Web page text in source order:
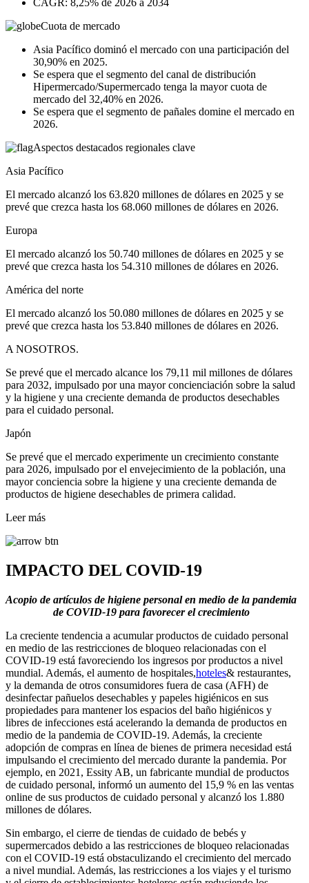
CAGR: 8,25% de 2026 a 2034
Cuota de mercado
Asia Pacífico dominó el mercado con una participación del
30,90% en 2025.
Se espera que el segmento del canal de distribución
Hipermercado/Supermercado tenga la mayor cuota de
mercado del 32,40% en 2026.
Se espera que el segmento de pañales domine el mercado en
2026.
Aspectos destacados regionales clave
Asia Pacífico
El mercado alcanzó los 63.820 millones de dólares en 2025 y se
prevé que crezca hasta los 68.060 millones de dólares en 2026.
Europa
El mercado alcanzó los 50.740 millones de dólares en 2025 y se
prevé que crezca hasta los 54.310 millones de dólares en 2026.
América del norte
El mercado alcanzó los 50.080 millones de dólares en 2025 y se
prevé que crezca hasta los 53.840 millones de dólares en 2026.
A NOSOTROS.
Se prevé que el mercado alcance los 79,11 mil millones de dólares
para 2032, impulsado por una mayor concienciación sobre la salud
y la higiene y una creciente demanda de productos desechables
para el cuidado personal.
Japón
Se prevé que el mercado experimente un crecimiento constante
para 2026, impulsado por el envejecimiento de la población, una
mayor conciencia sobre la higiene y una creciente demanda de
productos de higiene desechables de primera calidad.
Leer más
IMPACTO DEL COVID-19
Acopio de artículos de higiene personal en medio de la pandemia
de COVID-19 para favorecer el crecimiento
La creciente tendencia a acumular productos de cuidado personal
en medio de las restricciones de bloqueo relacionadas con el
COVID-19 está favoreciendo los ingresos por productos a nivel
mundial. Además, el aumento de hospitales,hoteles& restaurantes,
y la demanda de otros consumidores fuera de casa (AFH) de
desinfectar pañuelos desechables y papeles higiénicos en sus
propiedades para mantener los espacios del baño higiénicos y
libres de infecciones está acelerando la demanda de productos en
medio de la pandemia de COVID-19. Además, la creciente
adopción de compras en línea de bienes de primera necesidad está
impulsando el crecimiento del mercado durante la pandemia. Por
ejemplo, en 2021, Essity AB, un fabricante mundial de productos
de cuidado personal, informó un aumento del 15,9 % en las ventas
online de sus productos de cuidado personal y alcanzó los 1.880
millones de dólares.
Sin embargo, el cierre de tiendas de cuidado de bebés y
supermercados debido a las restricciones de bloqueo relacionadas
con el COVID-19 está obstaculizando el crecimiento del mercado
a nivel mundial. Además, las restricciones a los viajes y el turismo